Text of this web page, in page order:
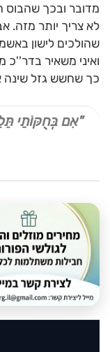
מדובר ובכך שהבוס
לא צריך יותר מזה.
שהולכים לישון
ואיני משאיר בדר''כ
כך שחשש גזל שינה
"אִם בְּחֻקּוֹתַי